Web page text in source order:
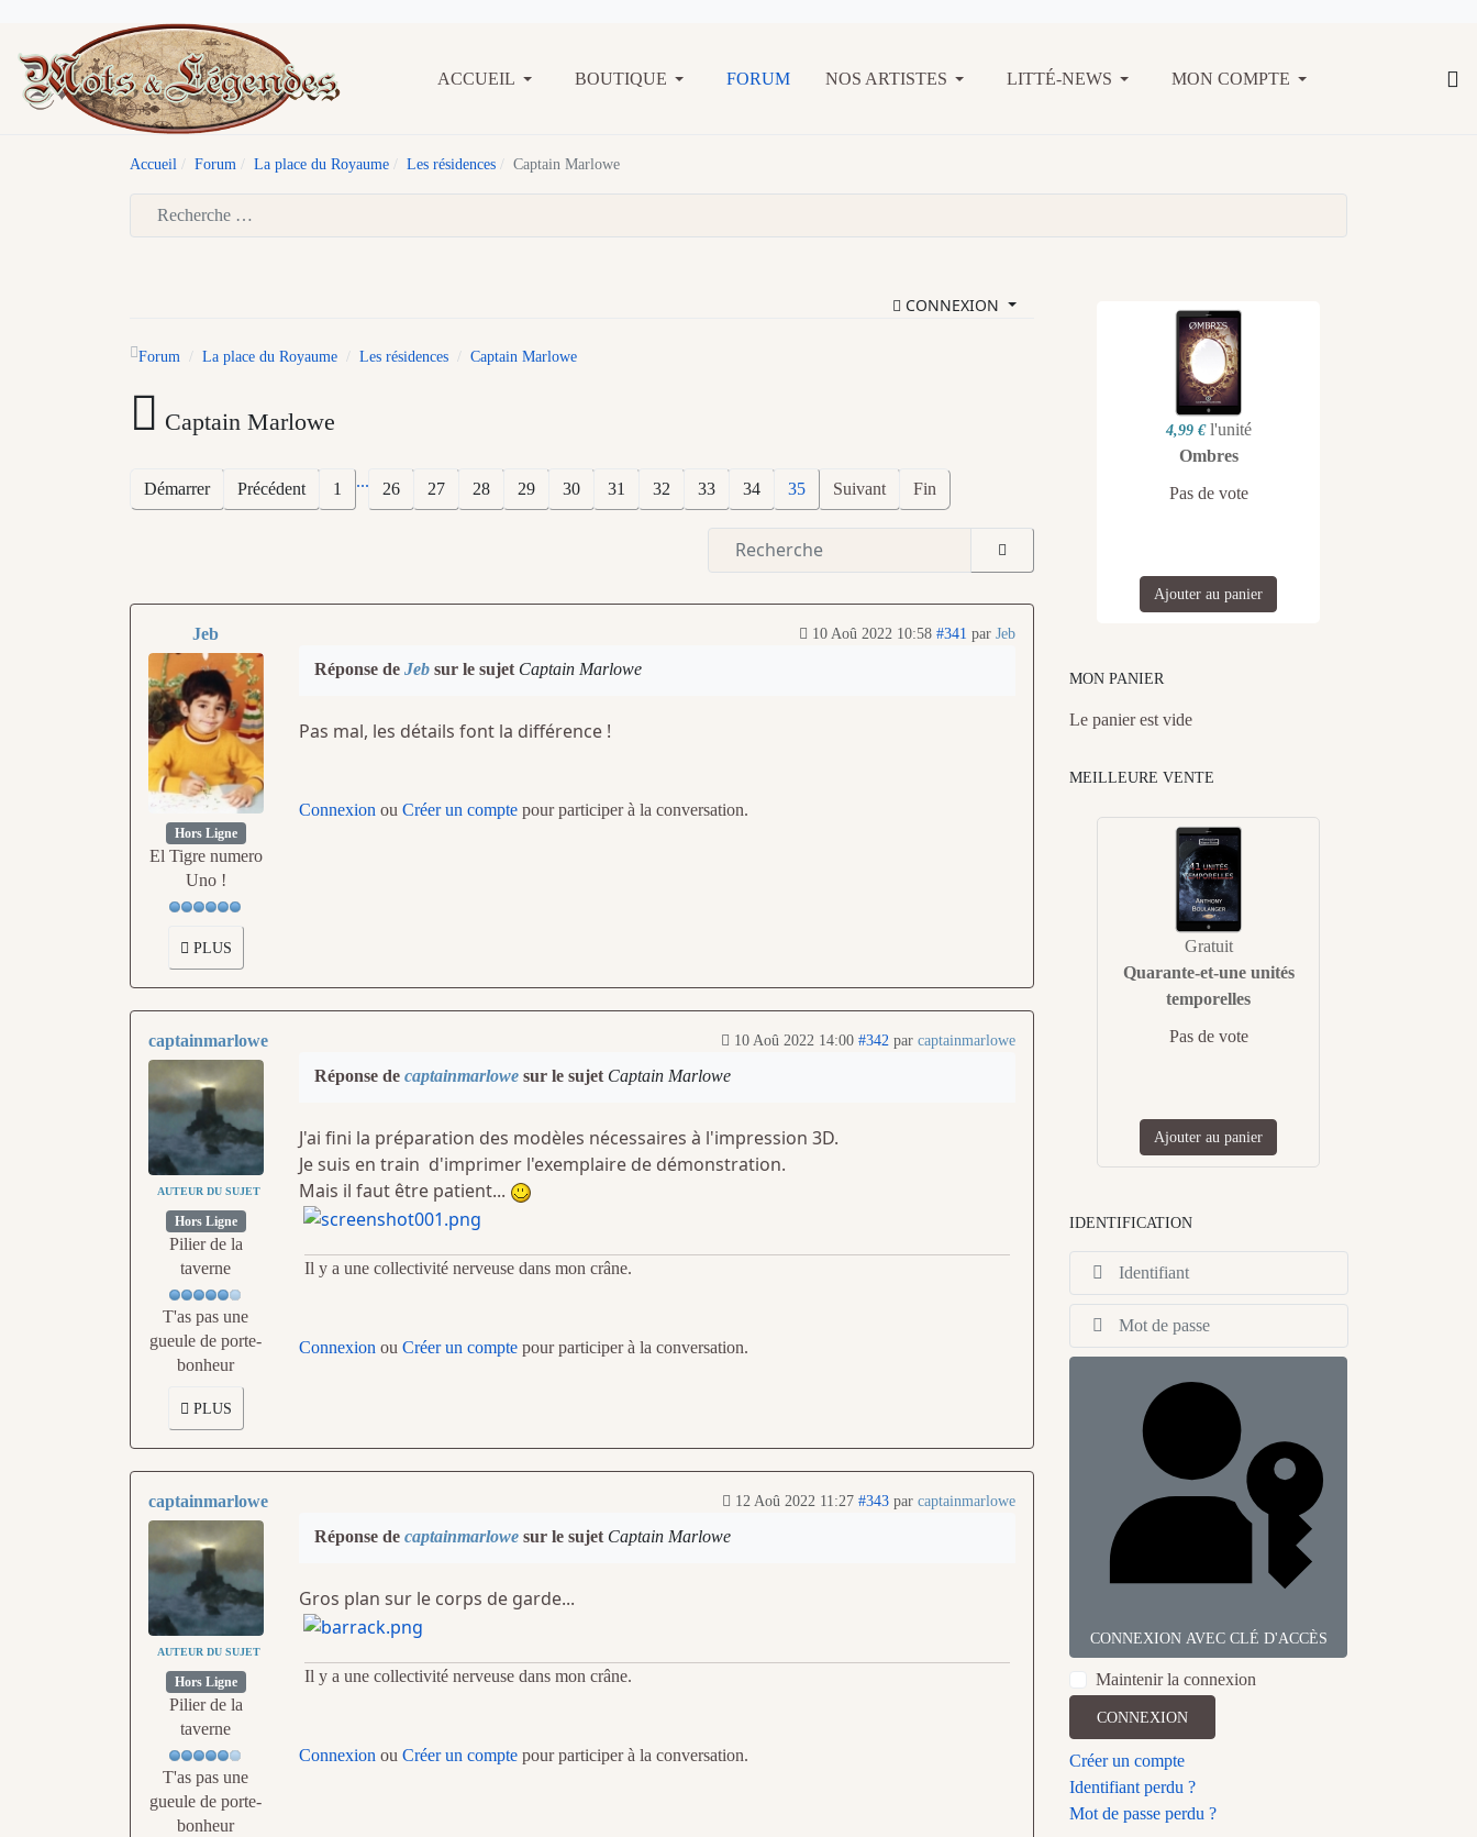
ACCUEIL BOUTIQUE FORUM NOS ARTISTES LITTÉ-NEWS MON COMPTE
Accueil Forum La place du Royaume Les résidences Captain Marlowe
CONNEXION
Forum La place du Royaume Les résidences Captain Marlowe
Captain Marlowe
Démarrer Précédent 1 ... 26 27 28 29 30 31 32 33 34 35 Suivant Fin
Jeb
Hors Ligne
El Tigre numero
Uno !
PLUS
10 Aoû 2022 10:58 #341 par Jeb
Réponse de Jebsur le sujet Captain Marlowe
Pas mal, les détails font la différence !
Connexion ou Créer un comptepour participer à la conversation.
captainmarlowe
AUTEUR DU SUJET
Hors Ligne
Pilier de la
taverne
T'as pas une
gueule de porte-
bonheur
PLUS
10 Aoû 2022 14:00 #342 par captainmarlowe
Réponse de captainmarlowesur le sujet Captain Marlowe
J'ai fini la préparation des modèles nécessaires à l'impression 3D.
Je suis en train d'imprimer l'exemplaire de démonstration.
Mais il faut être patient...
Il y a une collectivité nerveuse dans mon crâne.
Connexion ou Créer un comptepour participer à la conversation.
captainmarlowe
AUTEUR DU SUJET
Hors Ligne
Pilier de la
taverne
T'as pas une
gueule de porte-
bonheur
12 Aoû 2022 11:27 #343 par captainmarlowe
Réponse de captainmarlowesur le sujet Captain Marlowe
Gros plan sur le corps de garde...
Il y a une collectivité nerveuse dans mon crâne.
Connexion ou Créer un comptepour participer à la conversation.
4,99 € l'unité
Ombres
Pas de vote
Ajouter au panier
MON PANIER
Le panier est vide
MEILLEURE VENTE
Gratuit
Quarante-et-une unités
temporelles
Pas de vote
Ajouter au panier
IDENTIFICATION
CONNEXION AVEC CLÉ D'ACCÈS
Maintenir la connexion
CONNEXION
Créer un compte
Identifiant perdu ?
Mot de passe perdu ?